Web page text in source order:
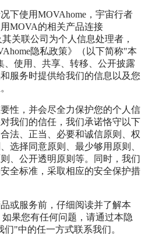
下使用MOVAhome，宇宙行者
MOVA的相关产品连接
关联公司为个人信息处理者，
隐私政策》（以下简称"本
使用、共享、转移、公开披露
服务时提供给我们的信息以及您
性，并会尽全力保护您的个人信
我们的信任，我们承诺恪守以下
法、正当、必要和诚信原则、权
选择同意原则、最少够用原则、
、公开透明原则等。同时，我们
全标准，采取相应的安全保护措
或服务前，仔细阅读并了解本
如果您有任何问题，请通过本隐
"中的任一方式联系我们。